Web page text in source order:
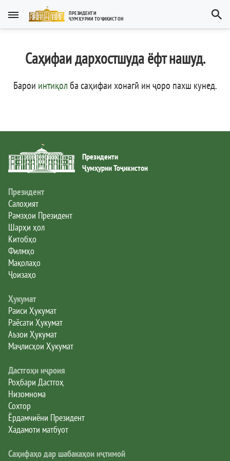
ПРЕЗИДЕНТИ
ҶУМҲУРИИ ТОҶИКИСТОН
Тоҷикӣ
Тоҷикӣ
English
العربية
Тоҷикистон
Рамзҳои давлатӣ
Президент
Ҳукумат
Дастгоҳи иҷроия
Нома ба Президент
Саҳифаи дархостшуда ёфт нашуд.
Барои интиқолба саҳифаи хонагӣ ин ҷоро пахш кунед.
Президенти
Ҷумҳурии Тоҷикистон
Президент
Салоҳият
Рамзҳои Президент
Шарҳи ҳол
Китобҳо
Филмҳо
Мақолаҳо
Ҷоизаҳо
Ҳукумат
Раиси Ҳукумат
Раёсати Ҳукумат
Аъзои Ҳукумат
Маҷлисҳои Ҳукумат
Дастгоҳи иҷроия
Роҳбари Дастгоҳ
Низомнома
Сохтор
Ёрдамчиёни Президент
Хадамоти матбуот
Саҳифаҳо дар шабакаҳои иҷтимоӣ